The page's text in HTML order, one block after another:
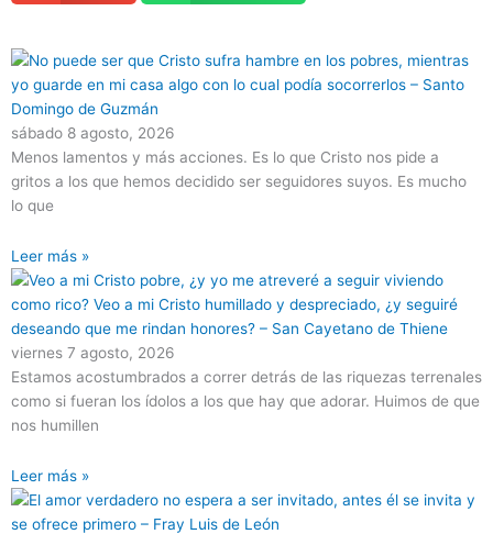
sábado 8 agosto, 2026
Menos lamentos y más acciones. Es lo que Cristo nos pide a
gritos a los que hemos decidido ser seguidores suyos. Es mucho
lo que
Leer más »
viernes 7 agosto, 2026
Estamos acostumbrados a correr detrás de las riquezas terrenales
como si fueran los ídolos a los que hay que adorar. Huimos de que
nos humillen
Leer más »
Página
Página
Página
Página
Página